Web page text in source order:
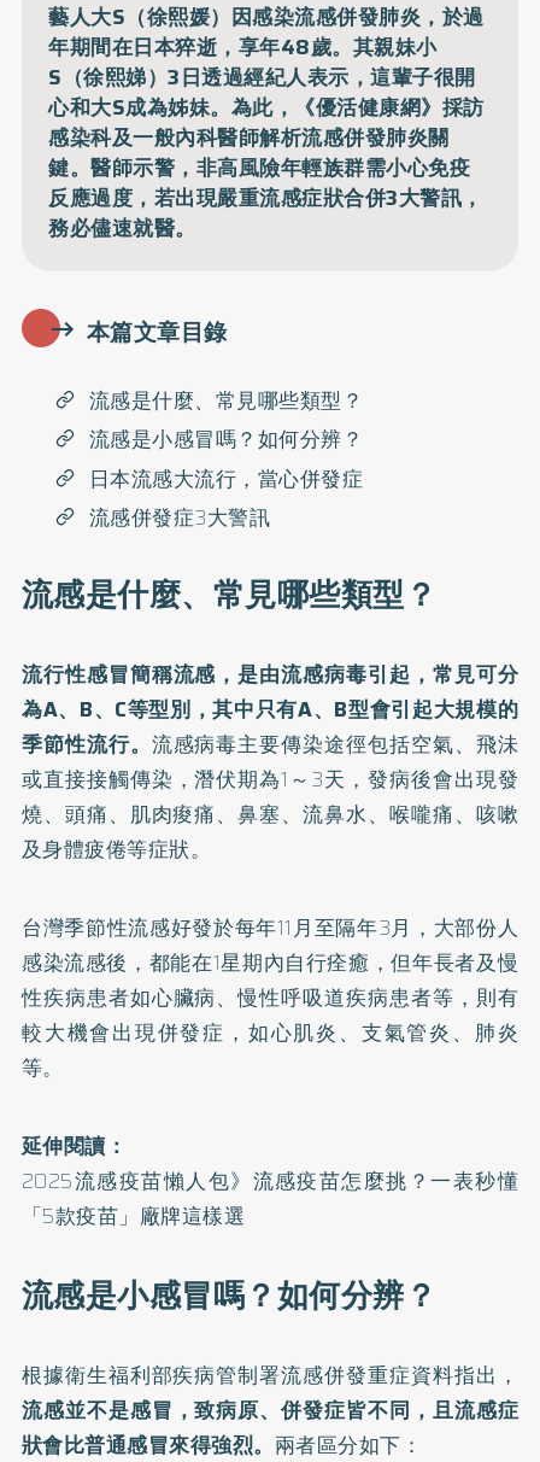
藝人大S（徐熙媛）因感染流感併發肺炎，於過
年期間在日本猝逝，享年48歲。其親妹小
S（徐熙娣）3日透過經紀人表示，這輩子很開
心和大S成為姊妹。為此，《優活健康網》採訪
感染科及一般內科醫師解析流感併發肺炎關
鍵。醫師示警，非高風險年輕族群需小心免疫
反應過度，若出現嚴重流感症狀合併3大警訊，
務必儘速就醫。
本篇文章目錄
流感是什麼、常見哪些類型？
流感是小感冒嗎？如何分辨？
日本流感大流行，當心併發症
流感併發症3大警訊
流感是什麼、常見哪些類型？
流行性感冒簡稱流感 ，是由流感病毒引起，常見可分
為A、B、C等型別，其中只有A、B型會引起大規模的
季節性流行。 流感病毒主要傳染途徑包括空氣、飛沬
或直接接觸傳染，潛伏期為1～3天，發病後會出現發
燒、頭痛、肌肉痠痛、鼻塞、流鼻水、喉嚨痛、咳嗽
及身體疲倦等症狀。
台灣季節性流感好發於每年11月至隔年3月，大部份人
感染流感後，都能在1星期內自行痊癒，但年長者及慢
性疾病患者如心臟病、慢性呼吸道疾病患者等，則有
較大機會出現併發症，如心肌炎、支氣管炎、 肺炎
等。
延伸閱讀：
2025流感疫苗懶人包》流感疫苗怎麼挑？一表秒懂
「5款疫苗」廠牌這樣選
流感是小感冒嗎？如何分辨？
根據衛生福利部疾病管制署流感併發重症資料指出，
流感並不是感冒 ，致病原、併發症皆不同，且流感症
狀會比普通感冒來得強烈。 兩者區分如下：